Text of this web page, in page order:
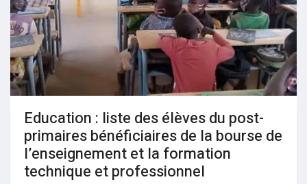
Education : liste des élèves du post-
primaires bénéficiaires de la bourse de
l’enseignement et la formation
technique et professionnel